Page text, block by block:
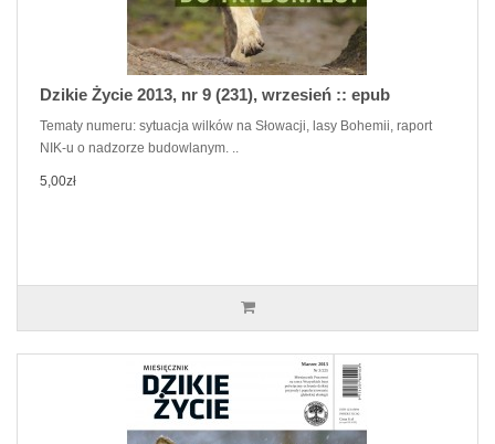
Dzikie Życie 2013, nr 9 (231), wrzesień :: epub
Tematy numeru: sytuacja wilków na Słowacji, lasy Bohemii, raport
NIK-u o nadzorze budowlanym. ..
5,00zł